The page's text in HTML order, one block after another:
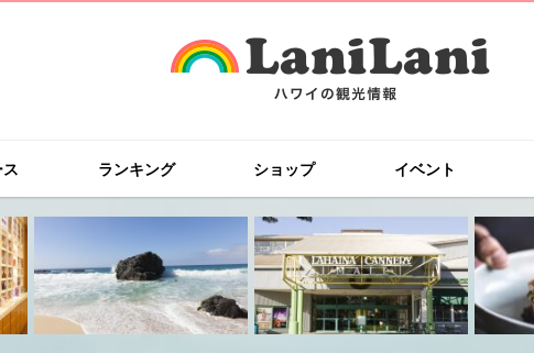
ランキング ショップ イベント